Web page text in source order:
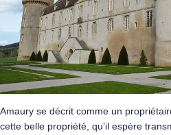
Amaury se décrit comme un
cette belle propriété, qu’il espère